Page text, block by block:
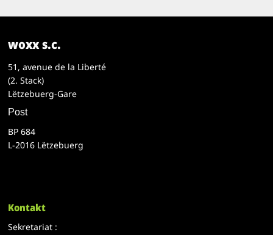
woxx s.c.
51, avenue de la Liberté
(2. Stack)
Lëtzebuerg-Gare
Post
BP 684
L-2016 Lëtzebuerg
Kontakt
Sekretariat :